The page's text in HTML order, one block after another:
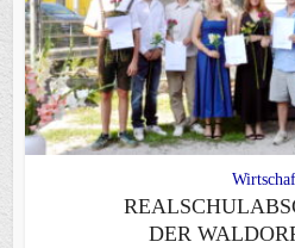
DER